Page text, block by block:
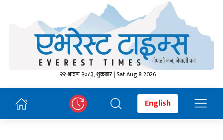
२२ श्रावण २०८३, शुक्रबार | Sat Aug 8 2026
English